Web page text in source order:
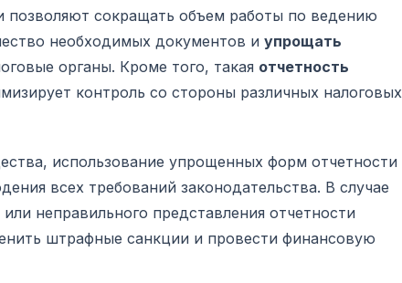
позволяют сокращать объем работы по ведению
необходимых документов и упрощать
органы. Кроме того, такая отчетность
контроль со стороны различных налоговых
использование упрощенных форм отчетности
всех требований законодательства. В случае
неправильного представления отчетности
штрафные санкции и провести финансовую